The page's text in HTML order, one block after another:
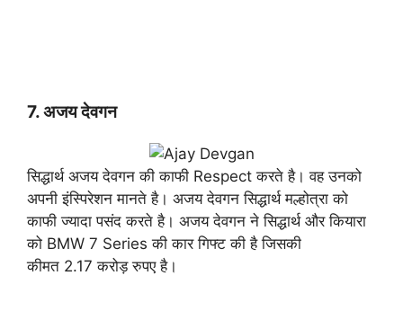
7. अजय देवगन
सिद्धार्थ अजय देवगन की काफी Respect करते है। वह उनको
अपनी इंस्पिरेशन मानते है। अजय देवगन सिद्धार्थ मल्होत्रा को
काफी ज्यादा पसंद करते है। अजय देवगन ने सिद्धार्थ और कियारा
को BMW 7 Series की कार गिफ्ट की है जिसकी
कीमत 2.17 करोड़ रुपए है।